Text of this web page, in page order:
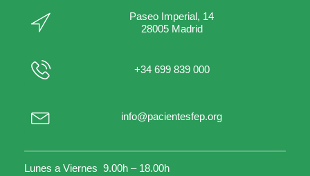
Paseo Imperial, 14
28005 Madrid
+34 699 839 000
info@pacientesfep.org
Lunes a Viernes 9.00h – 18.00h